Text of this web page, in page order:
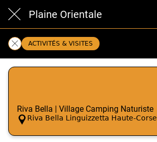
Plaine Orientale
ACTIVITÉS & VISITES
Riva Bella | Village Camping Naturiste
Riva Bella Linguizzetta Haute-Corse